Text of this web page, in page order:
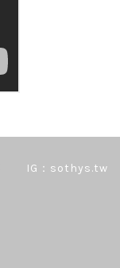
IG：sothys.tw